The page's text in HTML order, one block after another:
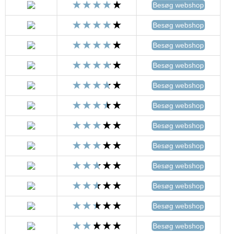
Besøg webshop
Besøg webshop
Besøg webshop
Besøg webshop
Besøg webshop
Besøg webshop
Besøg webshop
Besøg webshop
Besøg webshop
Besøg webshop
Besøg webshop
Besøg webshop